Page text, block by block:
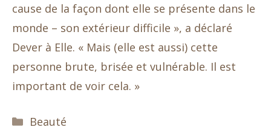
cause de la façon dont elle se présente dans le
monde – son extérieur difficile », a déclaré
Dever à Elle. « Mais (elle est aussi) cette
personne brute, brisée et vulnérable. Il est
important de voir cela. »
Catégories
Beauté